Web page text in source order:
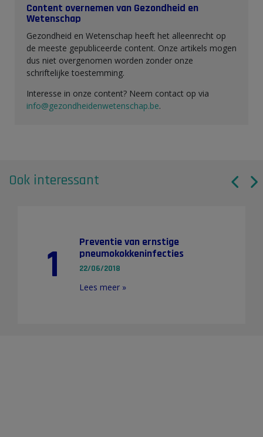
Content overnemen van Gezondheid en
Wetenschap
Gezondheid en Wetenschap heeft het alleenrecht op
de meeste gepubliceerde content. Onze artikels mogen
dus niet overgenomen worden zonder onze
schriftelijke toestemming.
Interesse in onze content? Neem contact op via
info@gezondheidenwetenschap.be.
Ook interessant
1
Preventie van ernstige
pneumokokkeninfecties
22/06/2018
Lees meer »